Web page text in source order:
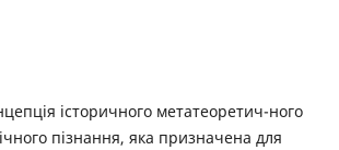
історичного метатеоретич-ного
пізнання, яка призначена для